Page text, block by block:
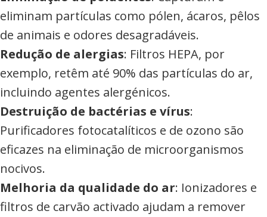
eliminam partículas como pólen, ácaros, pêlos
de animais e odores desagradáveis.
Redução de alergias: Filtros HEPA, por
exemplo, retêm até 90% das partículas do ar,
incluindo agentes alergénicos.
Destruição de bactérias e vírus:
Purificadores fotocatalíticos e de ozono são
eficazes na eliminação de microorganismos
nocivos.
Melhoria da qualidade do ar: Ionizadores e
filtros de carvão activado ajudam a remover